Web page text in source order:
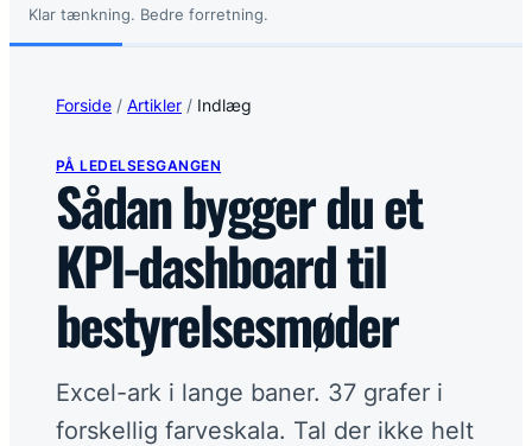
Klar tænkning. Bedre forretning.
I fritiden
I hjemmeøkonomien
På arbejdspladsen
På ledelsesgangen
Forside / Artikler / Indlæg
PÅ LEDELSESGANGEN
Sådan bygger du et
KPI-dashboard til
bestyrelsesmøder
Excel-ark i lange baner. 37 grafer i
forskellig farveskala. Tal der ikke helt